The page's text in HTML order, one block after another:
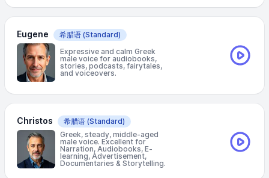
Eugene 希腊语 (Standard)
Expressive and calm Greek
male voice for audiobooks,
stories, podcasts, fairytales,
and voiceovers.
Christos 希腊语 (Standard)
Greek, steady, middle-aged
male voice. Excellent for
Narration, Audiobooks, E-
learning, Advertisement,
Documentaries & Storytelling.